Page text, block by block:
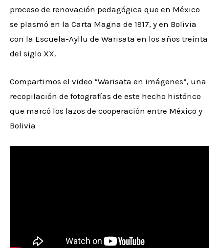
proceso de renovación pedagógica que en México
se plasmó en la Carta Magna de 1917, y en Bolivia
con la Escuela-Ayllu de Warisata en los años treinta
del siglo XX.
Compartimos el video “Warisata en imágenes”, una
recopilación de fotografías de este hecho histórico
que marcó los lazos de cooperación entre México y
Bolivia